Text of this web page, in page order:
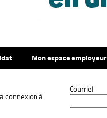
Mon espace employeur
connexion à
Courriel